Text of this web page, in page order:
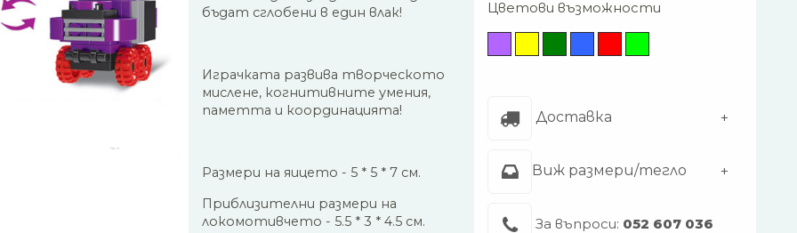
бъдат сглобени в един влак!
Играчката развива творческото
мислене, когнитивните умения,
паметта и координацията!
Размери на яицето - 5 * 5 * 7 см.
Приблизителни размери на
локомотивчето - 5.5 * 3 * 4.5 см.
Цветови възможности
Доставка
Виж размери/тегло
За въпроси: 052 607 036